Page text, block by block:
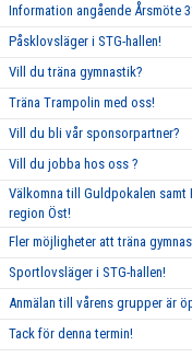
Information angående Årsmöte
Påsklovsläger i STG-hallen!
Vill du träna gymnastik?
Träna Trampolin med oss!
Vill du bli vår sponsorpartner?
Vill du jobba hos oss ?
Välkomna till Guldpokalen
region Öst!
Fler möjligheter att träna
Sportlovsläger i STG-hallen!
Anmälan till vårens grupper är
Tack för denna termin!